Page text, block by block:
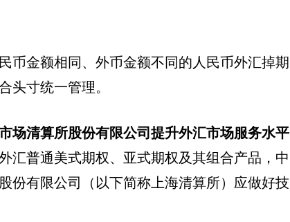
币金额相同、外币金额不同的人民币外汇掉期
头寸统一管理。
场清算所股份有限公司提升外汇市场服务水平
汇普通美式期权、亚式期权及其组合产品，中
份有限公司（以下简称上海清算所）应做好技